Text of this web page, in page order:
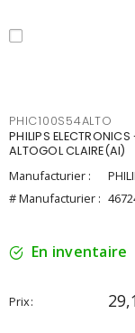
PHIC100S54ALTO
PHILIPS
ALTOGOL CLAIRE(AI)
Manufacturier :
# Manufacturier :
En inventaire
Prix